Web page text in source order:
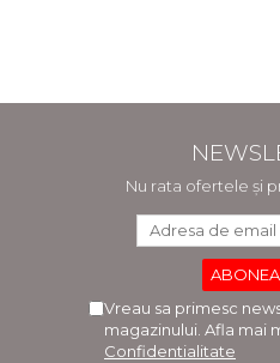
Nu rata ofertele și
Vreau sa primesc
magazinului. Afla mai
Confidentialitate